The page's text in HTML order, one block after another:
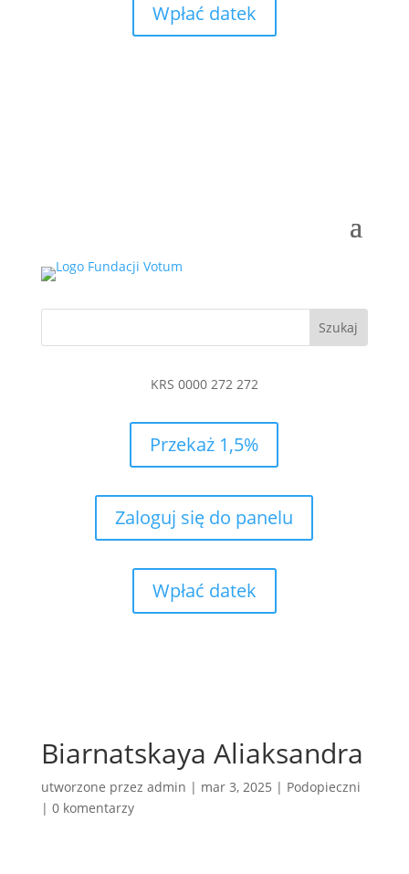
Wpłać datek
KRS 0000 272 272
Przekaż 1,5%
Zaloguj się do panelu
Wpłać datek
Biarnatskaya Aliaksandra
utworzone przez admin | mar 3, 2025 | Podopieczni
| 0 komentarzy